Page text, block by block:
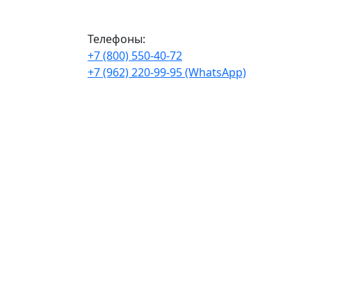
Телефоны:
+7 (800) 550-40-72
+7 (962) 220-99-95 (WhatsApp)